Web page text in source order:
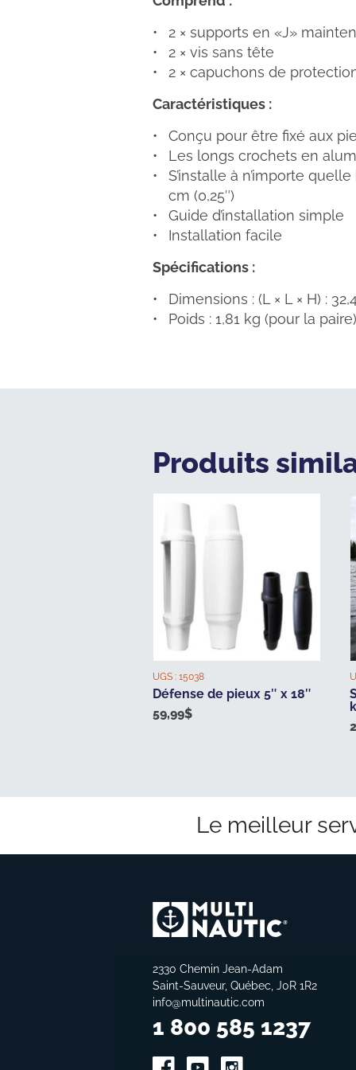
2 × supports en «J»
2 × vis sans tête
2 × capuchons de
Caractéristiques :
Conçu pour être fixé aux
Les longs crochets en
S’installe à n’importe
cm (0,25″)
Guide d’installation simple
Installation facile
Spécifications :
Dimensions : (L × L × H) :
Poids : 1,81 kg (pour la paire)
Produits
UGS : 15038
Défense de pieux 5″ x 18″
59,99$
Le meilleur
2330 Chemin Jean-Adam
Saint-Sauveur, Québec, J0R 1R2
info@multinautic.com
1 800 585 1237